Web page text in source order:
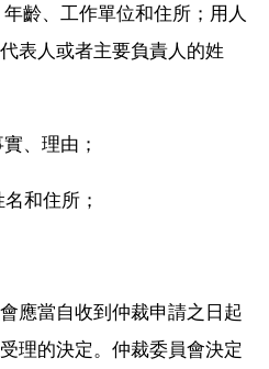
齡、工作單位和住所；用人
表人或者主要負責人的姓
、理由；
和住所；
應當自收到仲裁申請之日起
理的決定。仲裁委員會決定